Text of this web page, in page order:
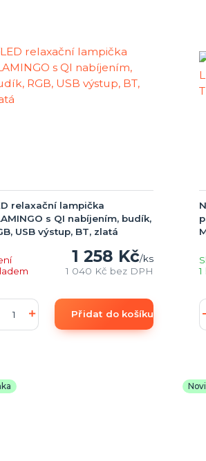
relaxační lampička
s QI nabíjením, budík,
USB výstup, BT, zlatá
1 258 Kč/ks
1 040 Kč bez DPH
Přidat do košíku
1